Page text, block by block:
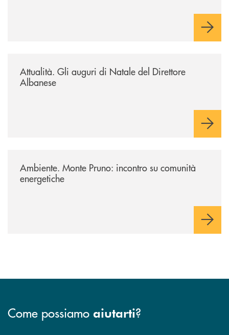
Attualità. Gli auguri di Natale del Direttore
Albanese
Ambiente. Monte Pruno: incontro su comunità
energetiche
Come possiamo aiutarti?